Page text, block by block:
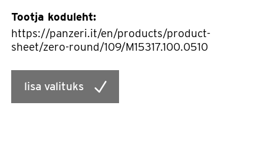
Tootja koduleht:
https://panzeri.it/en/products/product-
sheet/zero-round/109/M15317.100.0510
lisa valituks